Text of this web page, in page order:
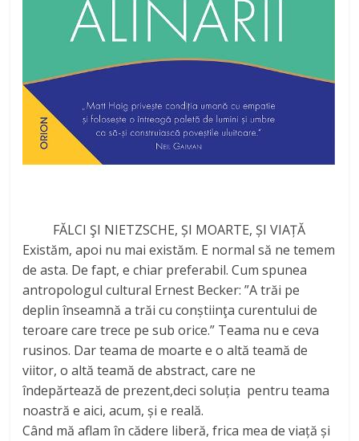
FĂLCI ŞI NIETZSCHE, ȘI MOARTE, ȘI VIAȚĂ
Existăm, apoi nu mai existăm. E normal să ne temem
de asta. De fapt, e chiar preferabil. Cum spunea
antropologul cultural Ernest Becker: ”A trăi pe
deplin înseamnă a trăi cu conștiinţa curentului de
teroare care trece pe sub orice.” Teama nu e ceva
rusinos. Dar teama de moarte e o altă teamă de
viitor, o altă teamă de abstract, care ne
îndepărtează de prezent,deci soluția pentru teama
noastră e aici, acum, și e reală.
Când mă aflam în cădere liberă, frica mea de viață și